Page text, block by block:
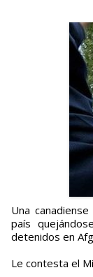
Una canadiense Pacifista escribió a las autoridades de su
país
detenidos en
Le contesta el